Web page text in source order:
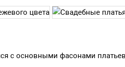
с основными фасонами